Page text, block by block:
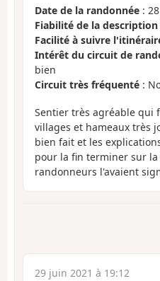
Date de la randonnée :
Fiabilité de la description
Facilité à suivre
Intérêt du circuit de
bien
Circuit très fréquenté :
Sentier très agréable qui
villages et hameaux très
bien fait et les
pour la fin terminer sur
randonneurs l'avaient
29 juin 2021 à 19:12